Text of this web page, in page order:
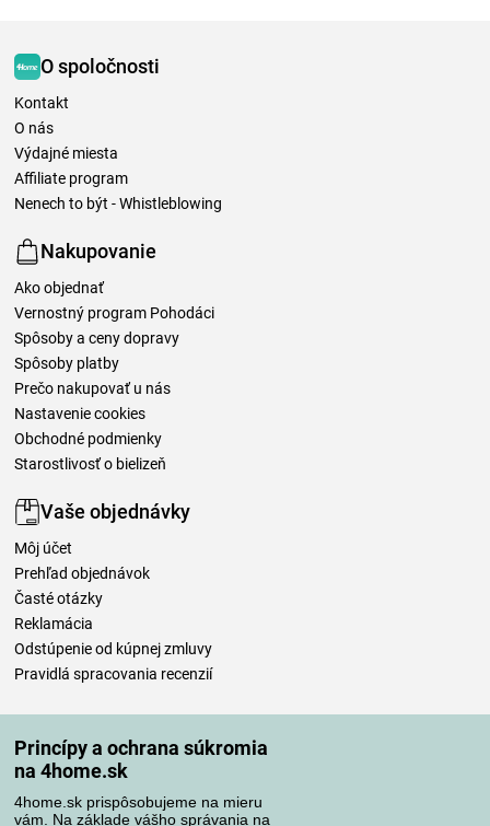
Princípy a ochrana súkromia
na 4home.sk
4home.sk prispôsobujeme na mieru
vám. Na základe vášho správania na
O spoločnosti
Kontakt
O nás
Výdajné miesta
Affiliate program
Nenech to být - Whistleblowing
Nakupovanie
Ako objednať
Vernostný program Pohodáci
Spôsoby a ceny dopravy
Spôsoby platby
Prečo nakupovať u nás
Nastavenie cookies
Obchodné podmienky
Starostlivosť o bielizeň
Vaše objednávky
Môj účet
Prehľad objednávok
Časté otázky
Reklamácia
Odstúpenie od kúpnej zmluvy
Pravidlá spracovania recenzií
Spôsoby platby